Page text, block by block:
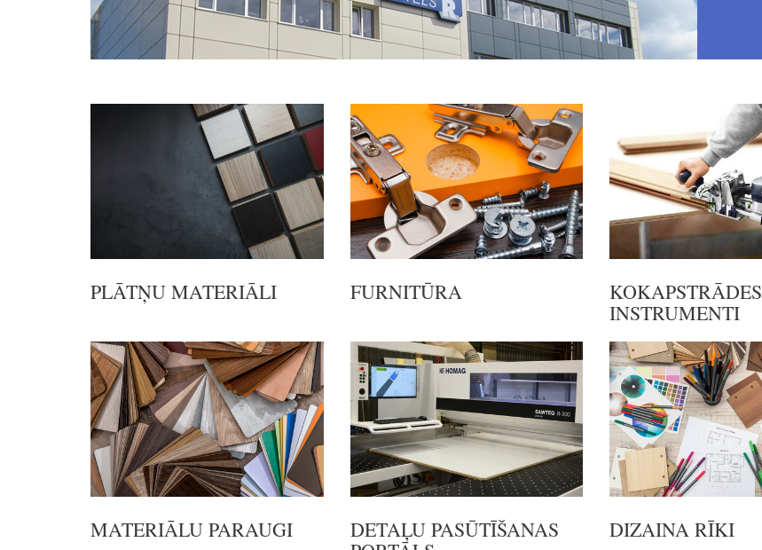
PLĀTŅU MATERIĀLI FURNITŪRA
KOKAPSTRĀDES
INSTRUMENTI
MATERIĀLU PARAUGI
DETAĻU PASŪTĪŠANAS
DIZAINA RĪKI